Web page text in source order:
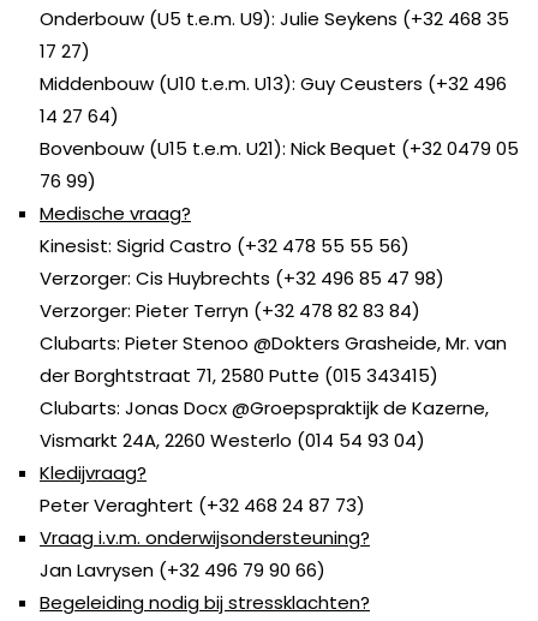
Onderbouw (U5 t.e.m. U9): Julie Seykens (+32 468 35
17 27)
Middenbouw (U10 t.e.m. U13): Guy Ceusters (+32 496
14 27 64)
Bovenbouw (U15 t.e.m. U21): Nick Bequet (+32 0479 05
76 99)
Medische vraag?
Kinesist: Sigrid Castro (+32 478 55 55 56)
Verzorger: Cis Huybrechts (+32 496 85 47 98)
Verzorger: Pieter Terryn (+32 478 82 83 84)
Clubarts: Pieter Stenoo @Dokters Grasheide, Mr. van
der Borghtstraat 71, 2580 Putte (015 343415)
Clubarts: Jonas Docx @Groepspraktijk de Kazerne,
Vismarkt 24A, 2260 Westerlo (014 54 93 04)
Kledijvraag?
Peter Veraghtert (+32 468 24 87 73)
Vraag i.v.m. onderwijsondersteuning?
Jan Lavrysen (+32 496 79 90 66)
Begeleiding nodig bij stressklachten?